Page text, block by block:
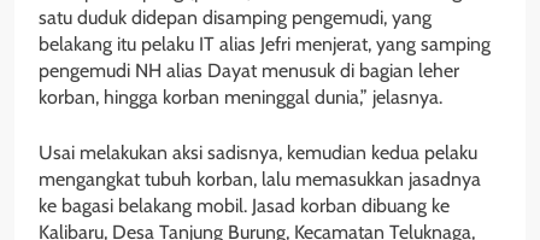
satu duduk didepan disamping pengemudi, yang
belakang itu pelaku IT alias Jefri menjerat, yang samping
pengemudi NH alias Dayat menusuk di bagian leher
korban, hingga korban meninggal dunia,” jelasnya.
Usai melakukan aksi sadisnya, kemudian kedua pelaku
mengangkat tubuh korban, lalu memasukkan jasadnya
ke bagasi belakang mobil. Jasad korban dibuang ke
Kalibaru, Desa Tanjung Burung, Kecamatan Teluknaga,